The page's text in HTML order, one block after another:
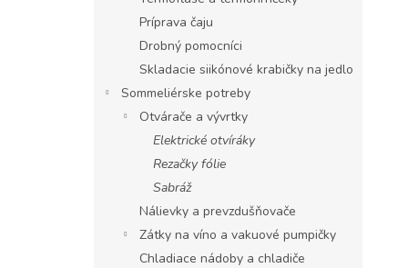
Príprava čaju
Drobný pomocníci
Skladacie siikónové krabičky na jedlo
Sommeliérske potreby
Otvárače a vývrtky
Elektrické otvíráky
Rezačky fólie
Sabráž
Nálievky a prevzdušňovače
Zátky na víno a vakuové pumpičky
Chladiace nádoby a chladiče